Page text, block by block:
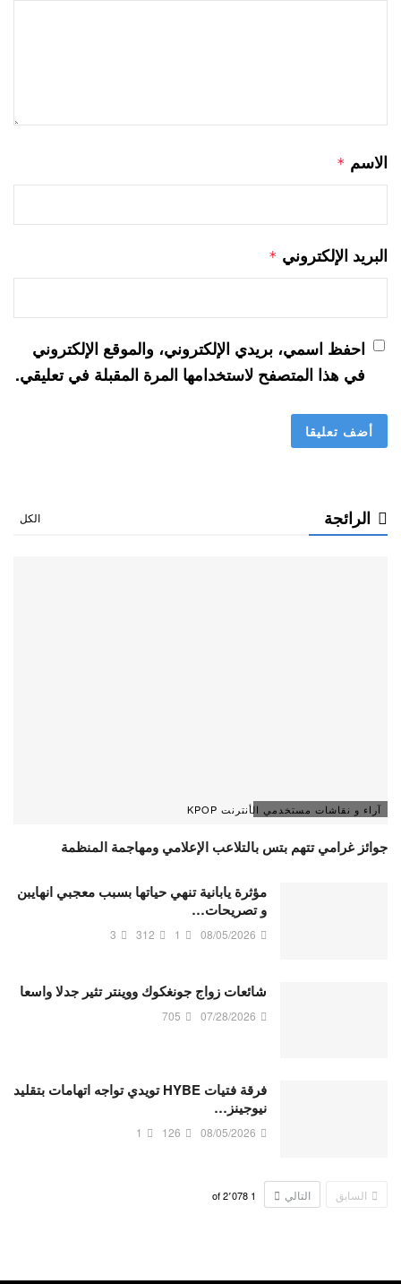
الاسم *
البريد الإلكتروني *
احفظ اسمي، بريدي الإلكتروني، والموقع الإلكتروني
في هذا المتصفح لاستخدامها المرة المقبلة في تعليقي.
الرائجة الكل
آراء و نقاشات مستخدمي الأنترنت KPOP
جوائز غرامي تتهم بتس بالتلاعب الإعلامي ومهاجمة المنظمة
مؤثرة يابانية تنهي حياتها بسبب معجبي انهايبن
و تصريحات…
08/05/2026
1
312
3
شائعات زواج جونغكوك ووينتر تثير جدلا واسعا
07/28/2026
705
فرقة فتيات HYBE تويدي تواجه اتهامات بتقليد
نيوجينز…
08/05/2026
126
1
السابق التالي 1 2٬078